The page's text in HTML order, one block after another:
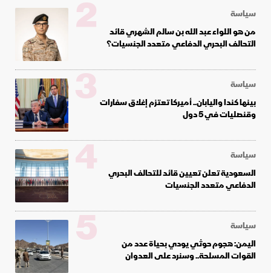
سياسة
من هو اللواء عبد الله بن سالم الشهري قائد
التحالف البحري الدفاعي متعدد الجنسيات؟
2
سياسة
بينها كندا واليابان.. أميركا تعتزم إغلاق سفارات
وقنصليات في 5 دول
3
سياسة
السعودية تعلن تعيين قائد للتحالف البحري
الدفاعي متعدد الجنسيات
4
سياسة
اليمن: هجوم حوثي يودي بحياة عدد من
القوات المسلحة.. وسنرد على العدوان
5